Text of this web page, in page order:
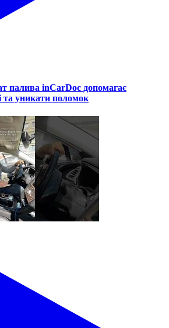
палива inCarDoc допомагає
уникати поломок